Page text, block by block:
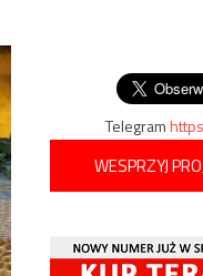
Telegram
WESPRZYJ